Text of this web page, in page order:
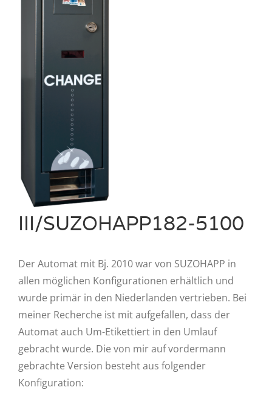
III/SUZOHAPP182-5100
Der Automat mit Bj. 2010 war von SUZOHAPP in
allen möglichen Konfigurationen erhältlich und
wurde primär in den Niederlanden vertrieben. Bei
meiner Recherche ist mit aufgefallen, dass der
Automat auch Um-Etikettiert in den Umlauf
gebracht wurde. Die von mir auf vordermann
gebrachte Version besteht aus folgender
Konfiguration: